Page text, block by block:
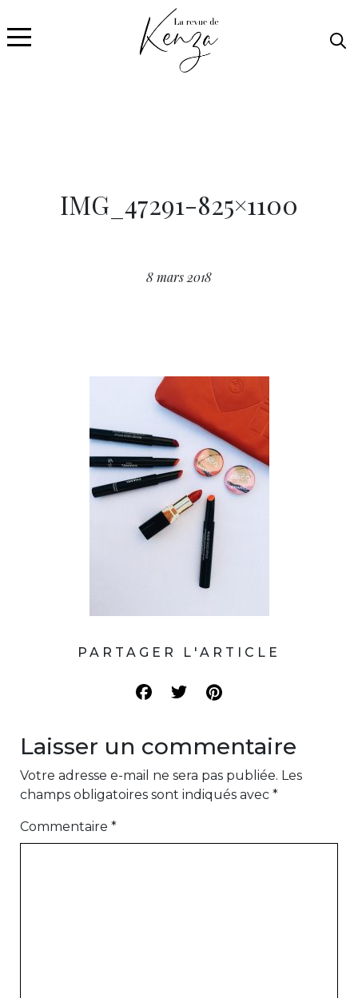
IMG_47291-825×1100
8 mars 2018
PARTAGER L'ARTICLE
Laisser un commentaire
Votre adresse e-mail ne sera pas publiée. Les
champs obligatoires sont indiqués avec *
Commentaire *